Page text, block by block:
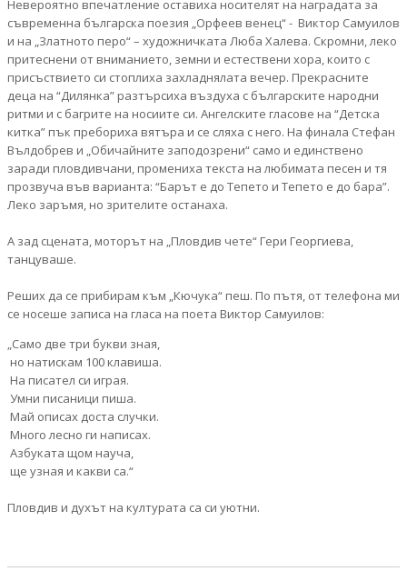
Невероятно впечатление оставиха носителят на наградата за
съвременна българска поезия „Орфеев венец“ - Виктор Самуилов
и на „Златното перо“ – художничката Люба Халева. Скромни, леко
притеснени от вниманието, земни и естествени хора, които с
присъствието си стоплиха захладнялата вечер. Прекрасните
деца на “Дилянка” разтърсиха въздуха с българските народни
ритми и с багрите на носиите си. Ангелските гласове на “Детска
китка” пък пребориха вятъра и се сляха с него. На финала Стефан
Вълдобрев и „Обичайните заподозрени“ само и единствено
заради пловдивчани, промениха текста на любимата песен и тя
прозвуча във варианта: “Барът е до Тепето и Тепето е до бара”.
Леко заръмя, но зрителите останаха.
А зад сцената, моторът на „Пловдив чете“ Гери Георгиева,
танцуваше.
Реших да се прибирам към „Кючука“ пеш. По пътя, от телефона ми
се носеше записа на гласа на поета Виктор Самуилов:
„Само две три букви зная,
но натискам 100 клавиша.
На писател си играя.
Умни писаници пиша.
Май описах доста случки.
Много лесно ги написах.
Азбуката щом науча,
ще узная и какви са.“
Пловдив и духът на културата са си уютни.